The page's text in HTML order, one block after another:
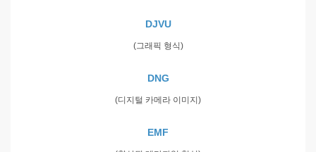
DJVU
(그래픽 형식)
DNG
(디지털 카메라 이미지)
EMF